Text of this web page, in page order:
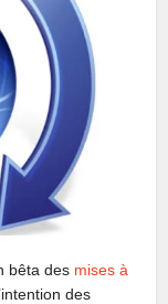
bêta des mises à
des